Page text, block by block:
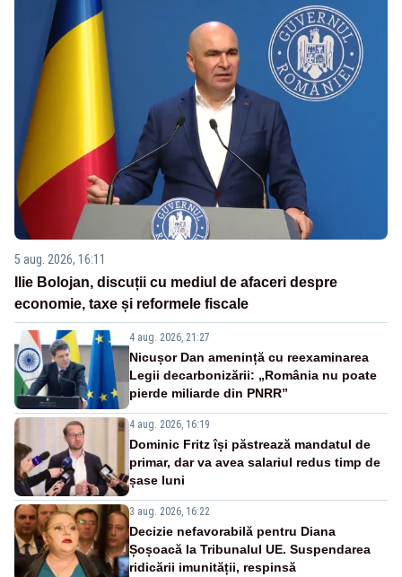
5 aug. 2026, 16:11
Ilie Bolojan, discuții cu mediul de afaceri despre
economie, taxe și reformele fiscale
4 aug. 2026, 21:27
Nicușor Dan amenință cu reexaminarea
Legii decarbonizării: „România nu poate
pierde miliarde din PNRR”
4 aug. 2026, 16:19
Dominic Fritz își păstrează mandatul de
primar, dar va avea salariul redus timp de
șase luni
3 aug. 2026, 16:22
Decizie nefavorabilă pentru Diana
Șoșoacă la Tribunalul UE. Suspendarea
ridicării imunității, respinsă